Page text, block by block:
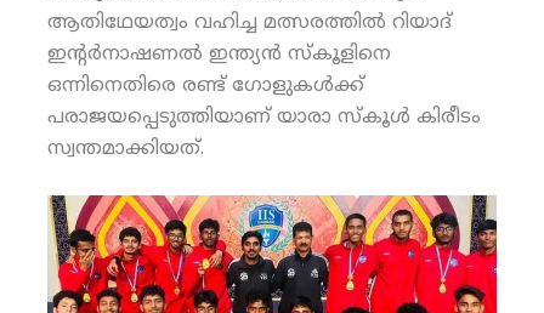
ആതിഥേയത്വം വഹിച്ച മത്സരത്തില്‍ റിയാദ്
ഇന്റര്‍നാഷണല്‍ ഇന്ത്യന്‍ സ്‌കൂളിനെ
ഒന്നിനെതിരെ രണ്ട് ഗോളുകള്‍ക്ക്
പരാജയപ്പെടുത്തിയാണ് യാരാ സ്‌കൂള്‍ കിരീടം
സ്വന്തമാക്കിയത്.